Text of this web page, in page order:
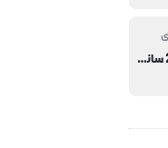
13×17×25.5 سانتی متر